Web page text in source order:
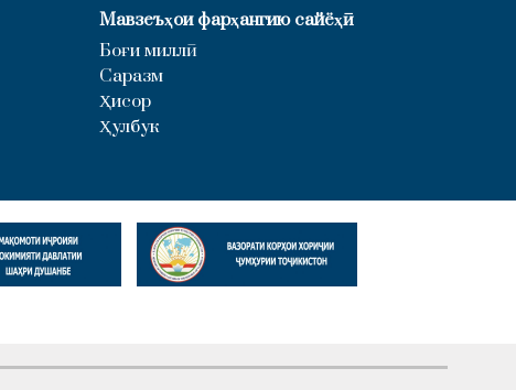
Мавзеъҳои фарҳангию сайёҳӣ
Боғи миллӣ
Саразм
Ҳисор
Ҳулбук